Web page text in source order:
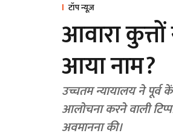
टॉप न्यूज़
आवारा
आया नाम?
उच्चतम न्यायालय ने पूर्व
आलोचना करने वाली
अवमानना ​​की।